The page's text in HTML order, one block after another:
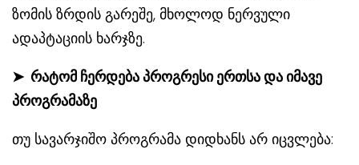
ზომის ზრდის გარეშე, მხოლოდ ნერვული
ადაპტაციის ხარჯზე.
➤ რატომ ჩერდება პროგრესი ერთსა და იმავე
პროგრამაზე
თუ სავარჯიშო პროგრამა დიდხანს არ იცვლება: